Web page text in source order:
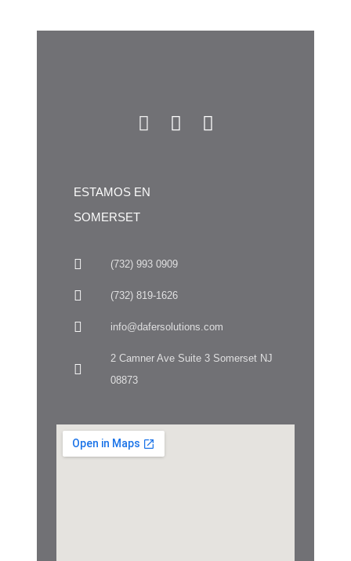
ESTAMOS EN
SOMERSET
(732) 993 0909
(732) 819-1626
info@dafersolutions.com
2 Camner Ave Suite 3 Somerset NJ
08873